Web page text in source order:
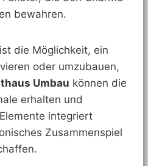
bewahren.
ist die Möglichkeit, ein
oder umzubauen,
Umbau können die
erhalten und
integriert
Zusammenspiel